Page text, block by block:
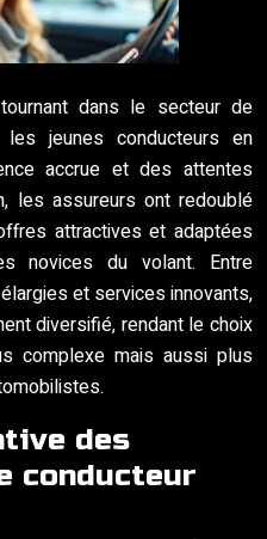
dans le secteur de
les jeunes conducteurs en
accrue et des attentes
les assureurs ont redoublé
attractives et adaptées
novices du volant. Entre
et services innovants,
diversifié, rendant le choix
complexe mais aussi plus
des
conducteur